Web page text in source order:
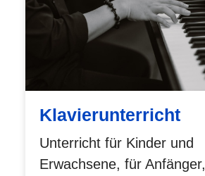
Klavierunterricht
Unterricht für Kinder und
Erwachsene, für Anfänger,